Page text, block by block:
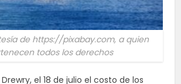
de https://pixabay.com, a quien
todos los derechos
el 18 de julio el costo de los